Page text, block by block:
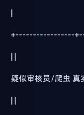
|
+-----------------
| |
疑似审核员/爬虫
| |